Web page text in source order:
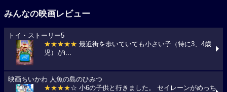
みんなの映画レビュー
トイ・ストーリー5
★★★★★ 最近街を歩いていても小さい子（特に3、4歳
児）がi...
映画ちいかわ 人魚の島のひみつ
★★★★☆ 小6の子供と行きました。 セイレーンがめっち